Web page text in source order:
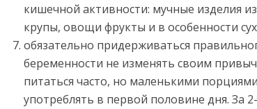
кишечной активности: мучные изделия
крупы, овощи фрукты и в особенности
обязательно придерживаться
беременности не изменять своим
питаться часто, но маленькими
употреблять в первой половине дня. За